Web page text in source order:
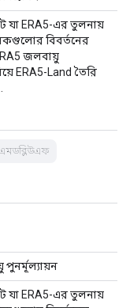
যা ERA5-এর তুলনায়
বিবর্তনের
জলবায়ু
ERA5-Land তৈরি
পুনর্মূল্যায়ন
যা ERA5-এর তুলনায়